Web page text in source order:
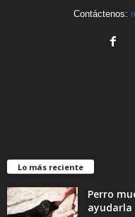
Contáctenos:
Lo más reciente
Perro
ayudarla